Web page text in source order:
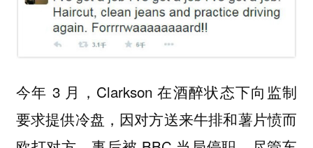
今年 3 月，Clarkson 在酒醉状态下向监制
要求提供冷盘，因对方送来牛排和薯片愤而